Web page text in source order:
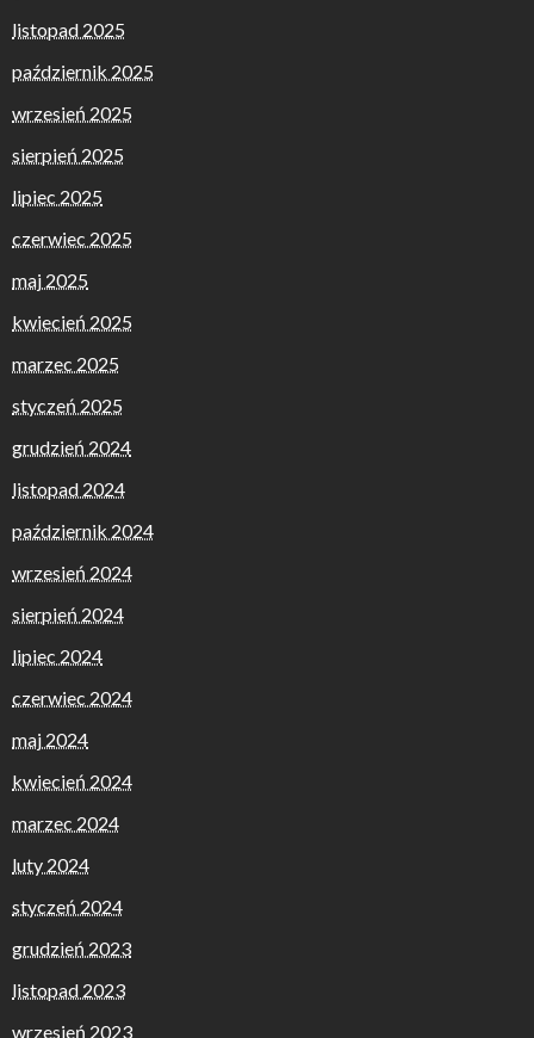
listopad 2025
październik 2025
wrzesień 2025
sierpień 2025
lipiec 2025
czerwiec 2025
maj 2025
kwiecień 2025
marzec 2025
styczeń 2025
grudzień 2024
listopad 2024
październik 2024
wrzesień 2024
sierpień 2024
lipiec 2024
czerwiec 2024
maj 2024
kwiecień 2024
marzec 2024
luty 2024
styczeń 2024
grudzień 2023
listopad 2023
wrzesień 2023